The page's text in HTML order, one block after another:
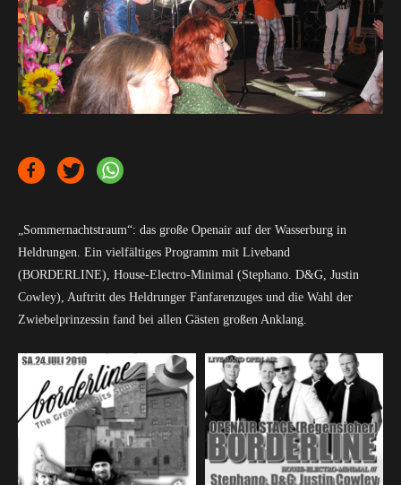
„Sommernachtstraum“: das große Openair auf der Wasserburg in
Heldrungen. Ein vielfältiges Programm mit Liveband
(BORDERLINE), House-Electro-Minimal (Stephano. D&G, Justin
Cowley), Auftritt des Heldrunger Fanfarenzuges und die Wahl der
Zwiebelprinzessin fand bei allen Gästen großen Anklang.